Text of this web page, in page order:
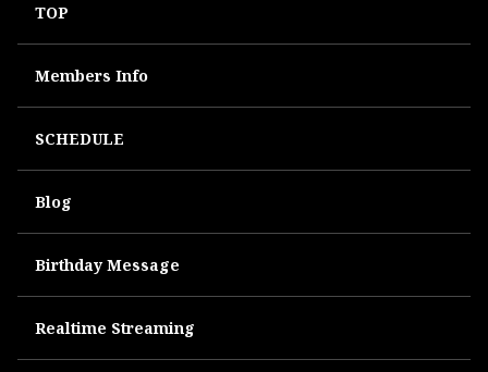
TOP
Members Info
SCHEDULE
Blog
Birthday Message
Realtime Streaming